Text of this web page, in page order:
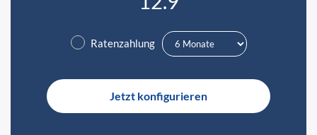
✓ Ratenzahlung
Jetzt konfigurieren